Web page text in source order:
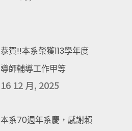
恭賀!!本系榮獲113學年度
導師輔導工作甲等
16 12 月, 2025
本系70週年系慶，感謝賴